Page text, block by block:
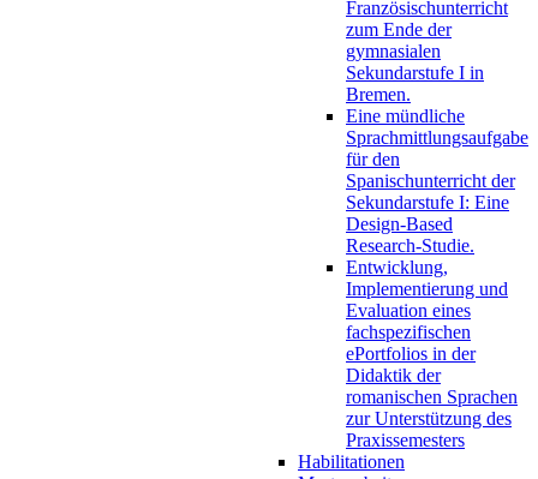
Französischunterricht
zum Ende der
gymnasialen
Sekundarstufe I in
Bremen.
Eine mündliche
Sprachmittlungsaufgabe
für den
Spanischunterricht der
Sekundarstufe I: Eine
Design-Based
Research-Studie.
Entwicklung,
Implementierung und
Evaluation eines
fachspezifischen
ePortfolios in der
Didaktik der
romanischen Sprachen
zur Unterstützung des
Praxissemesters
Habilitationen